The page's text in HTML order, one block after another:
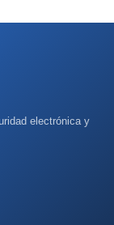
electrónica y